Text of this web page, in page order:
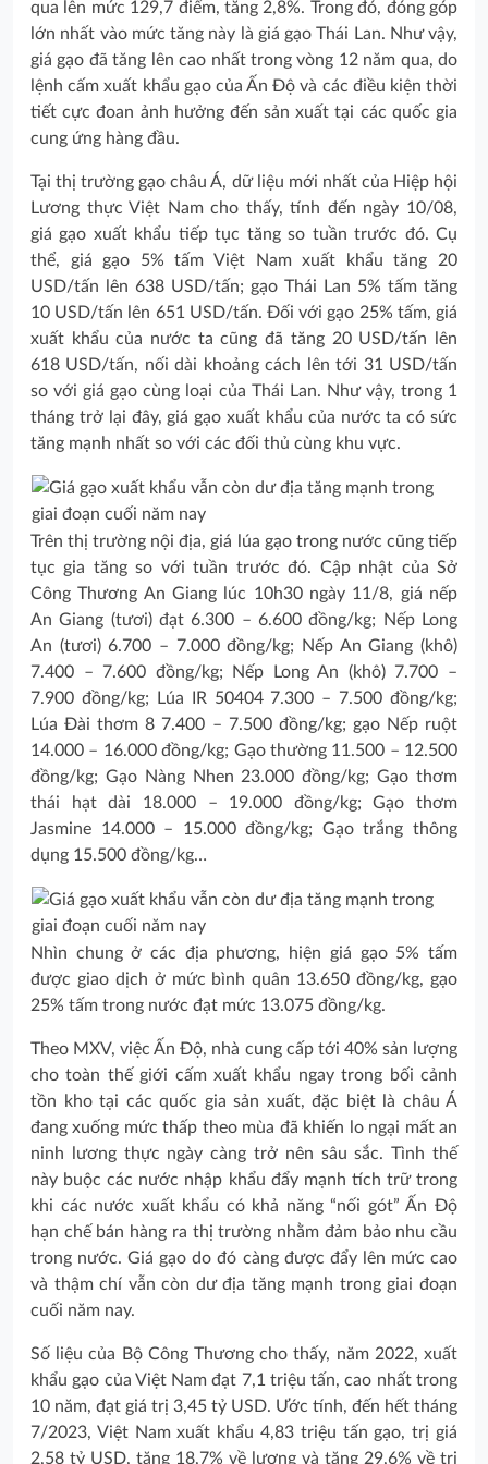
qua lên mức 129,7 điểm, tăng 2,8%. Trong đó, đóng góp
lớn nhất vào mức tăng này là giá gạo Thái Lan. Như vậy,
giá gạo đã tăng lên cao nhất trong vòng 12 năm qua, do
lệnh cấm xuất khẩu gạo của Ấn Độ và các điều kiện thời
tiết cực đoan ảnh hưởng đến sản xuất tại các quốc gia
cung ứng hàng đầu.
Tại thị trường gạo châu Á, dữ liệu mới nhất của Hiệp hội
Lương thực Việt Nam cho thấy, tính đến ngày 10/08,
giá gạo xuất khẩu tiếp tục tăng so tuần trước đó. Cụ
thể, giá gạo 5% tấm Việt Nam xuất khẩu tăng 20
USD/tấn lên 638 USD/tấn; gạo Thái Lan 5% tấm tăng
10 USD/tấn lên 651 USD/tấn. Đối với gạo 25% tấm, giá
xuất khẩu của nước ta cũng đã tăng 20 USD/tấn lên
618 USD/tấn, nối dài khoảng cách lên tới 31 USD/tấn
so với giá gạo cùng loại của Thái Lan. Như vậy, trong 1
tháng trở lại đây, giá gạo xuất khẩu của nước ta có sức
tăng mạnh nhất so với các đối thủ cùng khu vực.
Trên thị trường nội địa, giá lúa gạo trong nước cũng tiếp
tục gia tăng so với tuần trước đó. Cập nhật của Sở
Công Thương An Giang lúc 10h30 ngày 11/8, giá nếp
An Giang (tươi) đạt 6.300 – 6.600 đồng/kg; Nếp Long
An (tươi) 6.700 – 7.000 đồng/kg; Nếp An Giang (khô)
7.400 – 7.600 đồng/kg; Nếp Long An (khô) 7.700 –
7.900 đồng/kg; Lúa IR 50404 7.300 – 7.500 đồng/kg;
Lúa Đài thơm 8 7.400 – 7.500 đồng/kg; gạo Nếp ruột
14.000 – 16.000 đồng/kg; Gạo thường 11.500 – 12.500
đồng/kg; Gạo Nàng Nhen 23.000 đồng/kg; Gạo thơm
thái hạt dài 18.000 – 19.000 đồng/kg; Gạo thơm
Jasmine 14.000 – 15.000 đồng/kg; Gạo trắng thông
dụng 15.500 đồng/kg…
Nhìn chung ở các địa phương, hiện giá gạo 5% tấm
được giao dịch ở mức bình quân 13.650 đồng/kg, gạo
25% tấm trong nước đạt mức 13.075 đồng/kg.
Theo MXV, việc Ấn Độ, nhà cung cấp tới 40% sản lượng
cho toàn thế giới cấm xuất khẩu ngay trong bối cảnh
tồn kho tại các quốc gia sản xuất, đặc biệt là châu Á
đang xuống mức thấp theo mùa đã khiến lo ngại mất an
ninh lương thực ngày càng trở nên sâu sắc. Tình thế
này buộc các nước nhập khẩu đẩy mạnh tích trữ trong
khi các nước xuất khẩu có khả năng “nối gót” Ấn Độ
hạn chế bán hàng ra thị trường nhằm đảm bảo nhu cầu
trong nước. Giá gạo do đó càng được đẩy lên mức cao
và thậm chí vẫn còn dư địa tăng mạnh trong giai đoạn
cuối năm nay.
Số liệu của Bộ Công Thương cho thấy, năm 2022, xuất
khẩu gạo của Việt Nam đạt 7,1 triệu tấn, cao nhất trong
10 năm, đạt giá trị 3,45 tỷ USD. Ước tính, đến hết tháng
7/2023, Việt Nam xuất khẩu 4,83 triệu tấn gạo, trị giá
2,58 tỷ USD, tăng 18,7% về lượng và tăng 29,6% về trị